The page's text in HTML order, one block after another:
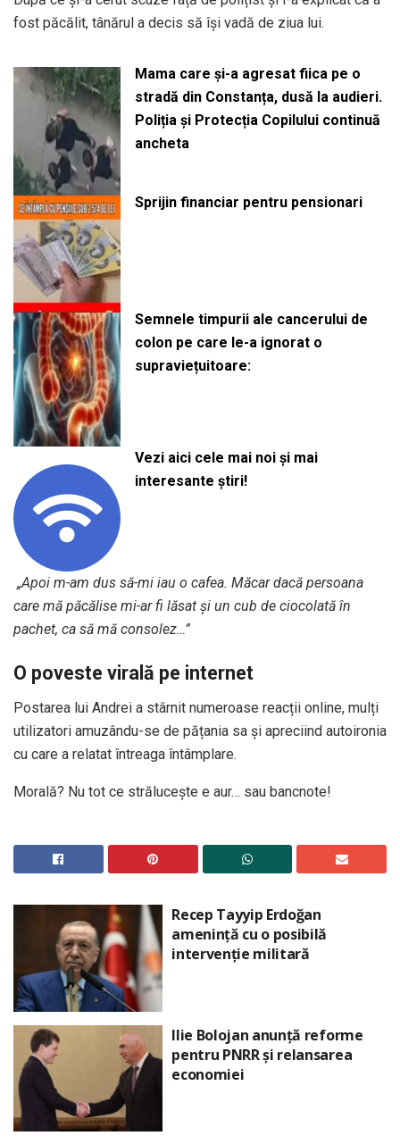
fost păcălit, tânărul a decis să își vadă de ziua lui.
Mama care și-a agresat fiica pe o
stradă din Constanța, dusă la audieri.
Poliția și Protecția Copilului continuă
ancheta
Sprijin financiar pentru pensionari
Semnele timpurii ale cancerului de
colon pe care le-a ignorat o
supraviețuitoare:
Vezi aici cele mai noi și mai
interesante știri!
„Apoi m-am dus să-mi iau o cafea. Măcar dacă persoana
care mă păcălise mi-ar fi lăsat și un cub de ciocolată în
pachet, ca să mă consolez…”
O poveste virală pe internet
Postarea lui Andrei a stârnit numeroase reacții online, mulți
utilizatori amuzându-se de pățania sa și apreciind autoironia
cu care a relatat întreaga întâmplare.
Morală? Nu tot ce strălucește e aur… sau bancnote!
Recep Tayyip Erdoğan
amenință cu o posibilă
intervenție militară
Ilie Bolojan anunță reforme
pentru PNRR și relansarea
economiei